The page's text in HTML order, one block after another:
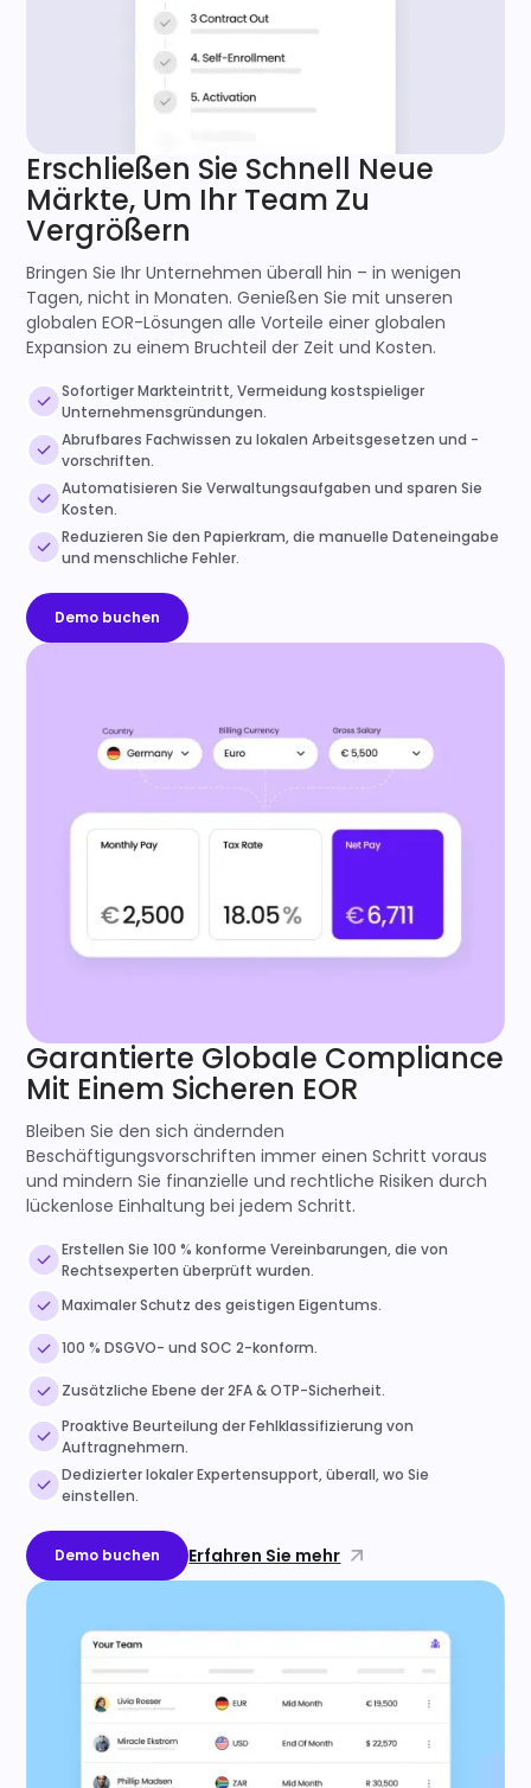
Erschließen Sie Schnell Neue
Märkte, Um Ihr Team Zu
Vergrößern
Bringen Sie Ihr Unternehmen überall hin – in wenigen
Tagen, nicht in Monaten. Genießen Sie mit unseren
globalen EOR-Lösungen alle Vorteile einer globalen
Expansion zu einem Bruchteil der Zeit und Kosten.
Sofortiger Markteintritt, Vermeidung kostspieliger
Unternehmensgründungen.
Abrufbares Fachwissen zu lokalen Arbeitsgesetzen und -
vorschriften.
Automatisieren Sie Verwaltungsaufgaben und sparen Sie
Kosten.
Reduzieren Sie den Papierkram, die manuelle Dateneingabe
und menschliche Fehler.
Demo buchen
Garantierte Globale Compliance
Mit Einem Sicheren EOR
Bleiben Sie den sich ändernden
Beschäftigungsvorschriften immer einen Schritt voraus
und mindern Sie finanzielle und rechtliche Risiken durch
lückenlose Einhaltung bei jedem Schritt.
Erstellen Sie 100 % konforme Vereinbarungen, die von
Rechtsexperten überprüft wurden.
Maximaler Schutz des geistigen Eigentums.
100 % DSGVO- und SOC 2-konform.
Zusätzliche Ebene der 2FA & OTP-Sicherheit.
Proaktive Beurteilung der Fehlklassifizierung von
Auftragnehmern.
Dedizierter lokaler Expertensupport, überall, wo Sie
einstellen.
Demo buchen Erfahren Sie mehr